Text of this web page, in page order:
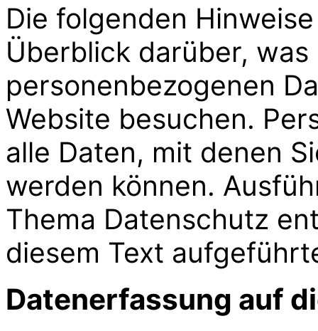
Die folgenden
Überblick darüber, was
personenbezogenen
Website besuchen.
alle Daten, mit denen
werden können.
Thema Datenschutz
diesem Text
Datenerfassung auf